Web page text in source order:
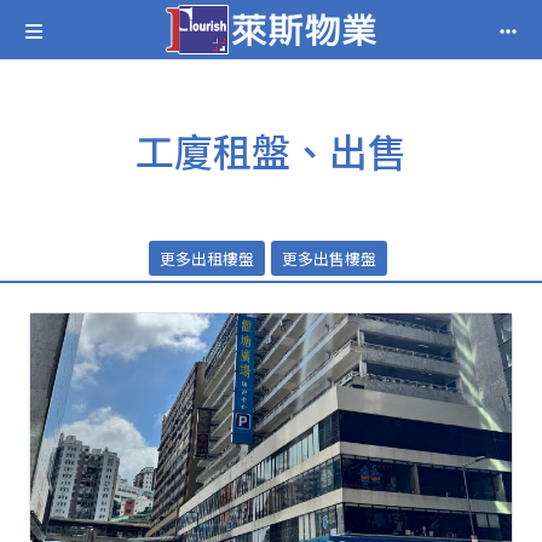
工廈租盤、出售
更多出租樓盤 更多出售樓盤